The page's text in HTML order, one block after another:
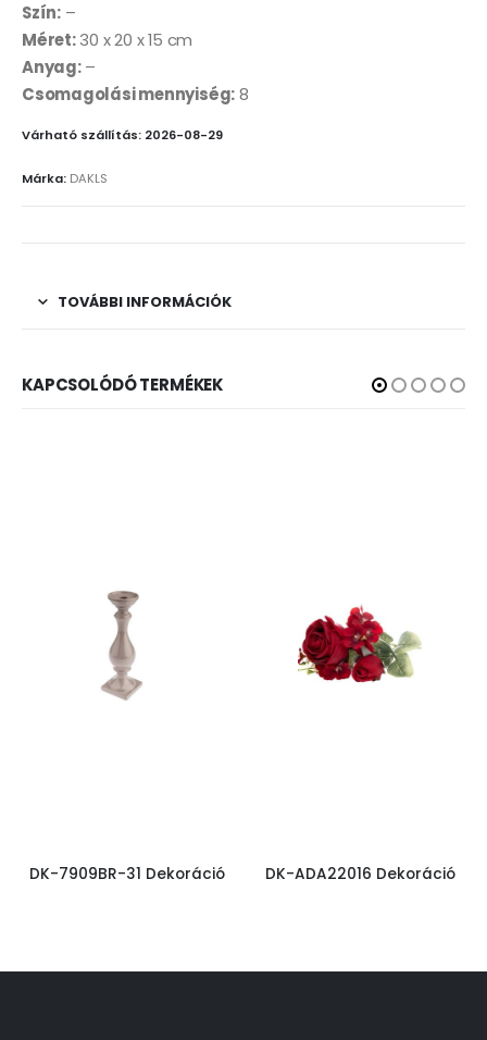
Szín:–
Méret:30 x 20 x 15 cm
Anyag:–
Csomagolási mennyiség:8
Várható szállítás: 2026-08-29
Márka: DAKLS
TOVÁBBI INFORMÁCIÓK
KAPCSOLÓDÓ TERMÉKEK
DK-7909BR-31 Dekoráció DK-ADA22016 Dekoráció